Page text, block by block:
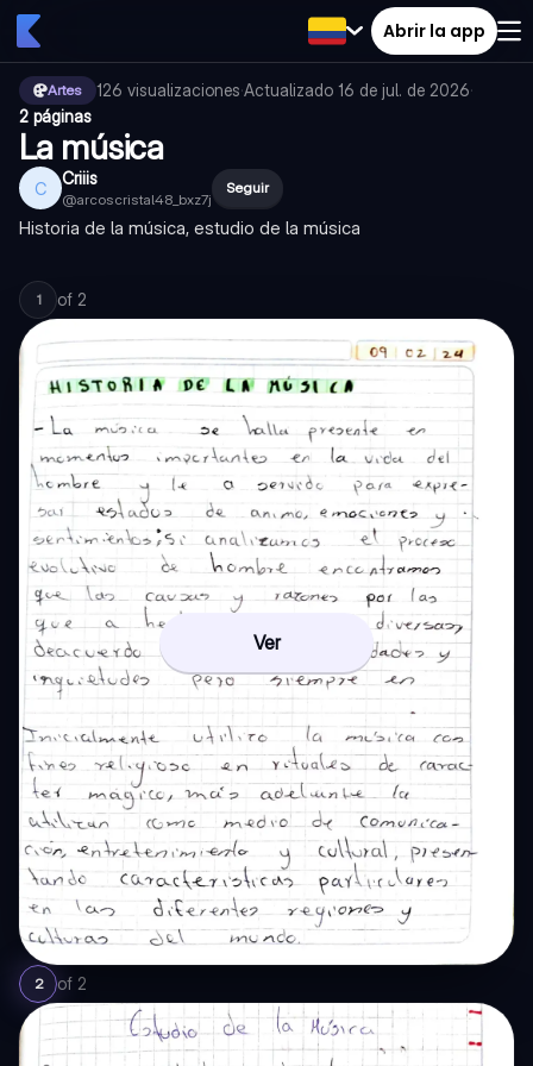
Abrir la app
Artes 126 visualizaciones·Actualizado 16 de jul. de 2026·
2 páginas
La música
C Criiis
@arcoscristal48_bxz7j
Seguir
Historia de la música, estudio de la música
1 of 2
Ver
2 of 2